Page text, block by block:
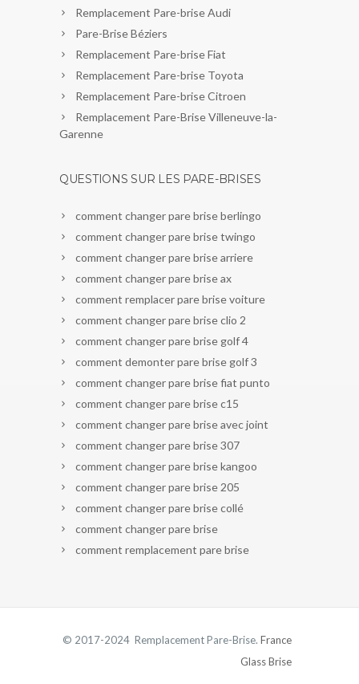
Remplacement Pare-brise Audi
Pare-Brise Béziers
Remplacement Pare-brise Fiat
Remplacement Pare-brise Toyota
Remplacement Pare-brise Citroen
Remplacement Pare-Brise Villeneuve-la-
Garenne
QUESTIONS SUR LES PARE-BRISES
comment changer pare brise berlingo
comment changer pare brise twingo
comment changer pare brise arriere
comment changer pare brise ax
comment remplacer pare brise voiture
comment changer pare brise clio 2
comment changer pare brise golf 4
comment demonter pare brise golf 3
comment changer pare brise fiat punto
comment changer pare brise c15
comment changer pare brise avec joint
comment changer pare brise 307
comment changer pare brise kangoo
comment changer pare brise 205
comment changer pare brise collé
comment changer pare brise
comment remplacement pare brise
© 2017-2024 Remplacement Pare-Brise. France
Glass Brise